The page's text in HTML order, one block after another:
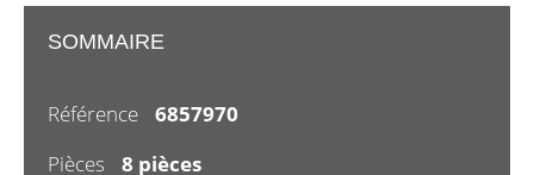
SOMMAIRE
Référence
6857970
Pièces
8 pièces